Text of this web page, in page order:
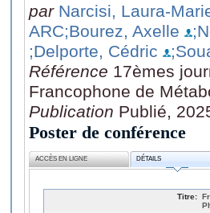
par Narcisi, Laura-
ARC;Bourez, Axelle
;Delporte, Cédric
Référence 17èmes
Francophone de
Publication Publié,
Poster de conférence
ACCÈS EN LIGNE DÉTAILS
Titre: